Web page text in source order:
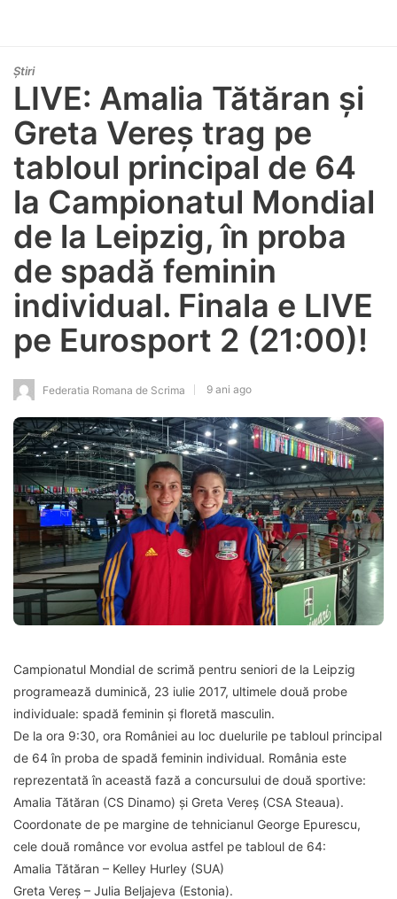
Știri
LIVE: Amalia Tătăran și
Greta Vereș trag pe
tabloul principal de 64
la Campionatul Mondial
de la Leipzig, în proba
de spadă feminin
individual. Finala e LIVE
pe Eurosport 2 (21:00)!
Federatia Romana de Scrima 9 ani ago
Campionatul Mondial de scrimă pentru seniori de la Leipzig
programează duminică, 23 iulie 2017, ultimele două probe
individuale: spadă feminin și floretă masculin.
De la ora 9:30, ora României au loc duelurile pe tabloul principal
de 64 în proba de spadă feminin individual. România este
reprezentată în această fază a concursului de două sportive:
Amalia Tătăran (CS Dinamo) și Greta Vereș (CSA Steaua).
Coordonate de pe margine de tehnicianul George Epurescu,
cele două românce vor evolua astfel pe tabloul de 64:
Amalia Tătăran – Kelley Hurley (SUA)
Greta Vereș – Julia Beljajeva (Estonia).